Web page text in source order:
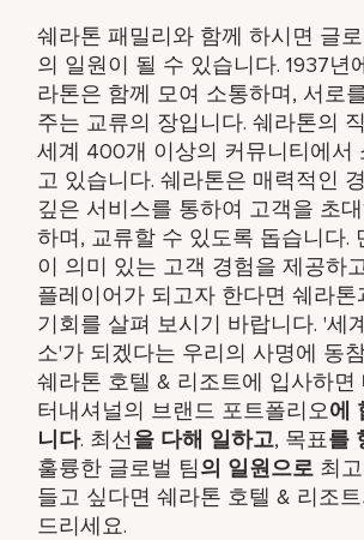
쉐라톤 패밀리와 함께 하시면 글
의 일원이 될 수 있습니다. 1937년
라톤은 함께 모여 소통하며, 서로
주는 교류의 장입니다. 쉐라톤의
세계 400개 이상의 커뮤니티에서
고 있습니다. 쉐라톤은 매력적인
깊은 서비스를 통하여 고객을 초
하며, 교류할 수 있도록 돕습니다.
이 의미 있는 고객 경험을 제공하
플레이어가 되고자 한다면 쉐라톤
기회를 살펴 보시기 바랍니다. '세
소'가 되겠다는 우리의 사명에 동
쉐라톤 호텔 & 리조트에 입사하면
터내셔널의 브랜드 포트폴리오에
니다. 최선을 다해 일하고, 목표를
훌륭한 글로벌 팀의 일원으로 최
들고 싶다면 쉐라톤 호텔 & 리조
드리세요.